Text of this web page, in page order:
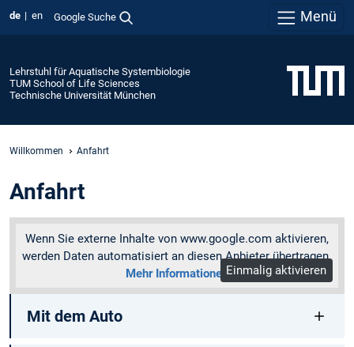
de en Google Suche Menü
Lehrstuhl für Aquatische Systembiologie
TUM School of Life Sciences
Technische Universität München
Willkommen Anfahrt
Anfahrt
Wenn Sie externe Inhalte von www.google.com aktivieren,
werden Daten automatisiert an diesen Anbieter übertragen.
Mehr InformationenEinmalig aktivieren
Mit dem Auto